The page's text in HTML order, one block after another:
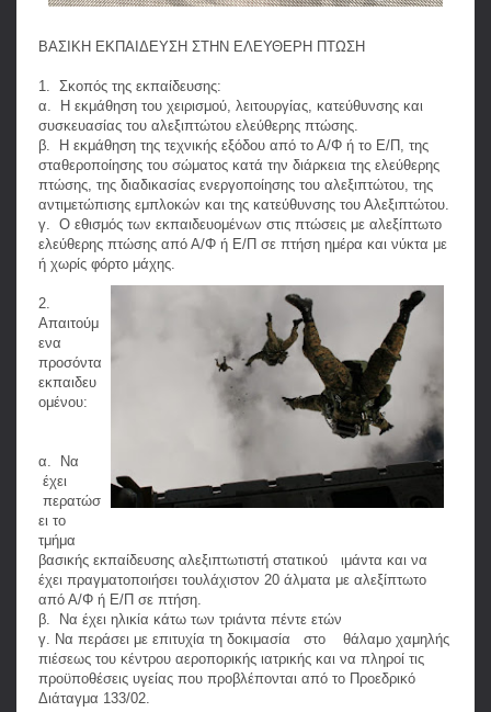
ΒΑΣΙΚΗ ΕΚΠΑΙΔΕΥΣΗ ΣΤΗΝ ΕΛΕΥΘΕΡΗ ΠΤΩΣΗ
1. Σκοπός της εκπαίδευσης:
α. Η εκμάθηση του χειρισμού, λειτουργίας, κατεύθυνσης και
συσκευασίας του αλεξιπτώτου ελεύθερης πτώσης.
β. Η εκμάθηση της τεχνικής εξόδου από το Α/Φ ή το Ε/Π, της
σταθεροποίησης του σώματος κατά την διάρκεια της ελεύθερης
πτώσης, της διαδικασίας ενεργοποίησης του αλεξιπτώτου, της
αντιμετώπισης εμπλοκών και της κατεύθυνσης του Αλεξιπτώτου.
γ. Ο εθισμός των εκπαιδευομένων στις πτώσεις με αλεξίπτωτο
ελεύθερης πτώσης από Α/Φ ή Ε/Π σε πτήση ημέρα και νύκτα με
ή χωρίς φόρτο μάχης.
2.
Απαιτούμ
ενα
προσόντα
εκπαιδευ
ομένου:
α. Να
έχει
περατώσ
ει το
τμήμα
βασικής εκπαίδευσης αλεξιπτωτιστή στατικού ιμάντα και να
έχει πραγματοποιήσει τουλάχιστον 20 άλματα με αλεξίπτωτο
από Α/Φ ή Ε/Π σε πτήση.
β. Να έχει ηλικία κάτω των τριάντα πέντε ετών
γ. Να περάσει με επιτυχία τη δοκιμασία στο θάλαμο χαμηλής
πιέσεως του κέντρου αεροπορικής ιατρικής και να πληροί τις
προϋποθέσεις υγείας που προβλέπονται από το Προεδρικό
Διάταγμα 133/02.